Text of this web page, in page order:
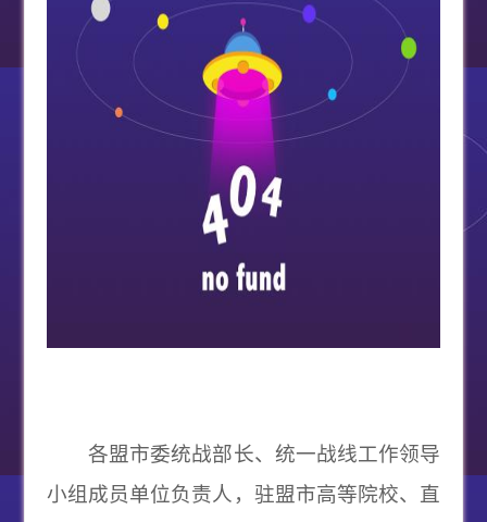
各盟市委统战部长、统一战线工作领导
小组成员单位负责人，驻盟市高等院校、直